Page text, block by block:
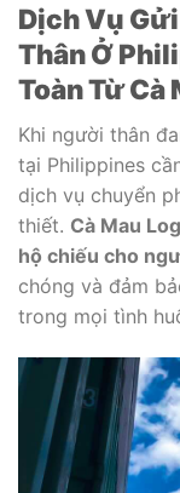
Dịch Vụ
Thân Ở
Toàn Từ
Khi người thân
tại Philippines
dịch vụ chuyển
thiết. Cà Mau
hộ chiếu cho
chóng và đảm
trong mọi tình